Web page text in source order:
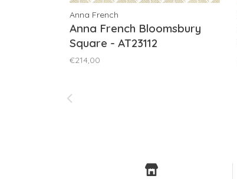
Anna French
Anna French Bloomsbury
Square - AT23112
€214,00